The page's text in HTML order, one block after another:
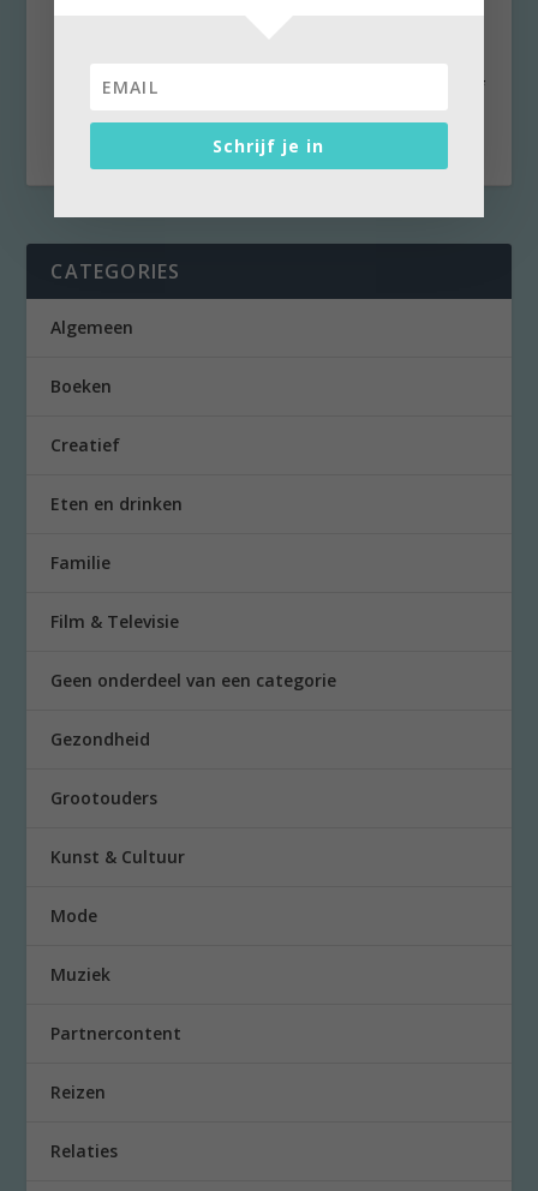
Chantal Janzen gekocht”, meldt de Nieuwsbrief
van de...
CATEGORIES
Algemeen
Boeken
Creatief
Eten en drinken
Familie
Film & Televisie
Geen onderdeel van een categorie
Gezondheid
Grootouders
Kunst & Cultuur
Mode
Muziek
Partnercontent
Reizen
Relaties
Schrijf je in